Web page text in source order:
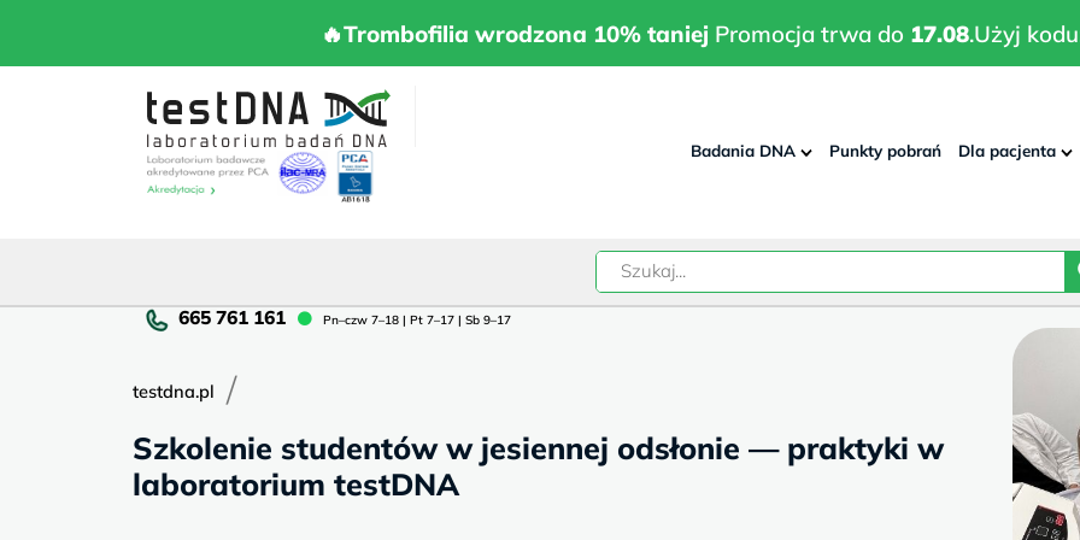
🔥Trombofilia wrodzona 10% taniej Promocja trwa do 17.08.Użyj
🔥Trombofilia wrodzona 10% taniej Promocja trwa do 17.08.Użyj kodu:
Pn–czw 7–18 | Pt 7–17 | Sb 9–17Pn–
Pt
7–
Badania DNA Punkty pobrań Dla pacjenta
testdna.pl /
Szkolenie studentów w jesiennej odsłonie — praktyki w
laboratorium testDNA